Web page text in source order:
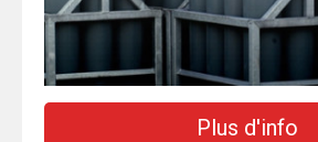
Plus d'info